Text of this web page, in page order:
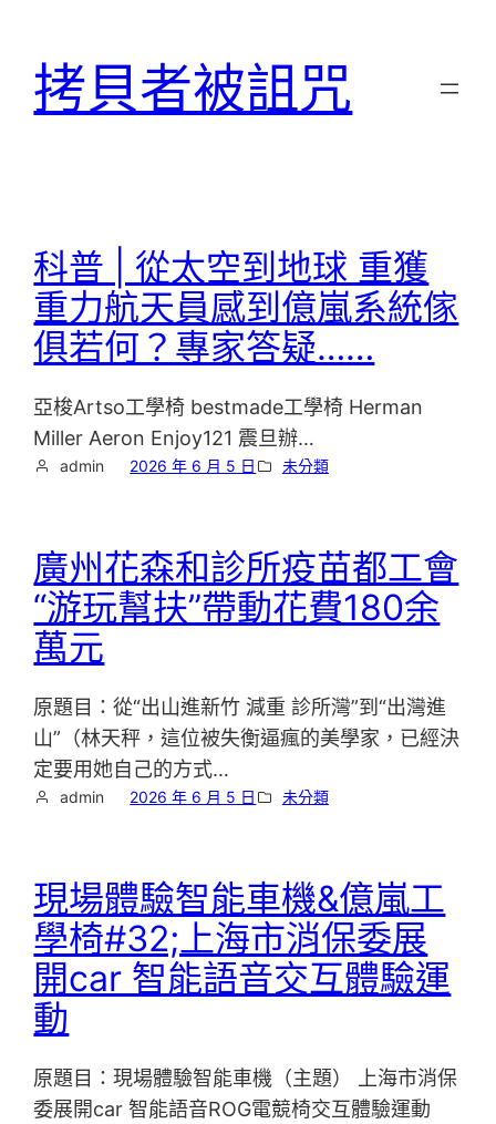
拷貝者被詛咒
科普 | 從太空到地球 重獲
重力航天員感到億嵐系統傢
俱若何？專家答疑……
亞梭Artso工學椅 bestmade工學椅 Herman
Miller Aeron Enjoy121 震旦辦…
admin 2026 年 6 月 5 日 未分類
廣州花森和診所疫苗都工會
“游玩幫扶”帶動花費180余
萬元
原題目：從“出山進新竹 減重 診所灣”到“出灣進
山”（林天秤，這位被失衡逼瘋的美學家，已經決
定要用她自己的方式…
admin 2026 年 6 月 5 日 未分類
現場體驗智能車機&億嵐工
學椅#32;上海市消保委展
開car 智能語音交互體驗運
動
原題目：現場體驗智能車機（主題） 上海市消保
委展開car 智能語音ROG電競椅交互體驗運動